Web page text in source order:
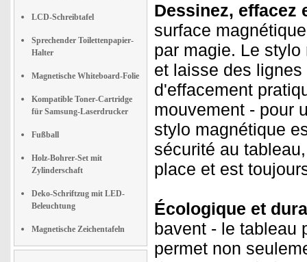
LCD-Schreibtafel
Sprechender Toilettenpapier-
Halter
Magnetische Whiteboard-Folie
Kompatible Toner-Cartridge
für Samsung-Laserdrucker
Fußball
Holz-Bohrer-Set mit
Zylinderschaft
Deko-Schriftzug mit LED-
Beleuchtung
Magnetische Zeichentafeln
Dessinez, effacez
surface
par magie. Le
et laisse des
d'effacement
mouvement - pour
stylo magnétique
sécurité au
place et est
Écologique et
bavent - le tableau
permet non